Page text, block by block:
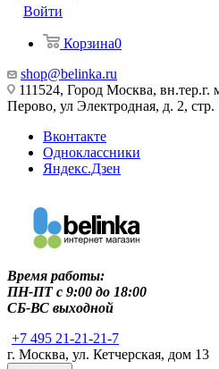
Войти
Корзина0
shop@belinka.ru
111524, Город Москва,
Перово, ул Электродная, д. 2,
Вконтакте
Одноклассники
Яндекс.Дзен
Время работы:
ПН-ПТ c 9:00 до 18:00
СБ-ВС выходной
+7 495 21-21-21-7
г. Москва, ул. Кетчерская, дом 13